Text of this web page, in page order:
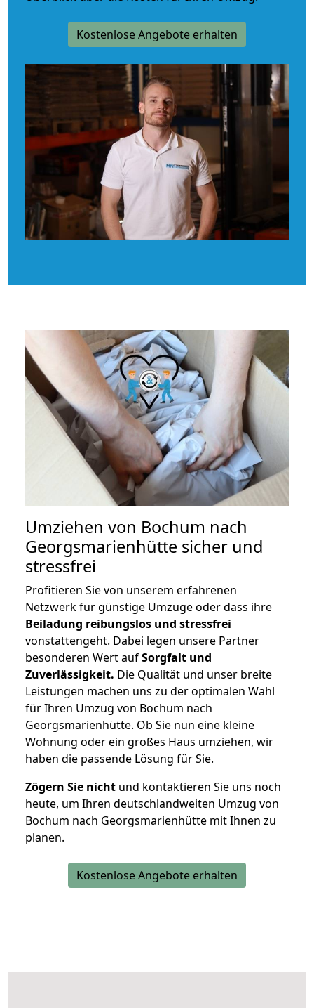
Kostenlose Angebote erhalten
Umziehen von Bochum nach
Georgsmarienhütte sicher und
stressfrei
Profitieren Sie von unserem erfahrenen
Netzwerk für günstige Umzüge oder dass ihre
Beiladung reibungslos und stressfrei
vonstattengeht. Dabei legen unsere Partner
besonderen Wert aufSorgfalt und
Zuverlässigkeit. Die Qualität und unser breite
Leistungen machen uns zu der optimalen Wahl
für Ihren Umzug von Bochum nach
Georgsmarienhütte. Ob Sie nun eine kleine
Wohnung oder ein großes Haus umziehen, wir
haben die passende Lösung für Sie.
Zögern Sie nicht und kontaktieren Sie uns noch
heute, um Ihren deutschlandweiten Umzug von
Bochum nach Georgsmarienhütte mit Ihnen zu
planen.
Kostenlose Angebote erhalten